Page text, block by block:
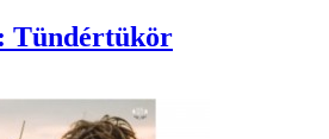
Tündértükör